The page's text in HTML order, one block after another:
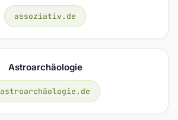
assoziativ.de
Astroarchäologie
astroarchäologie.de